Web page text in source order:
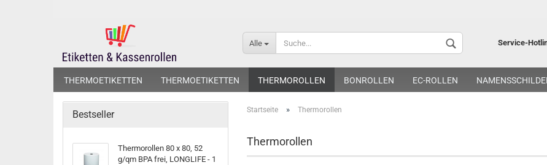
Alle Service-
THERMOETIKETTEN THERMOETIKETTEN THERMOROLLEN BONROLLEN EC-ROLLEN
Startseite » Thermorollen
Thermorollen
Bestseller
Thermorollen 80 x 80, 52
g/qm BPA frei, LONGLIFE - 1